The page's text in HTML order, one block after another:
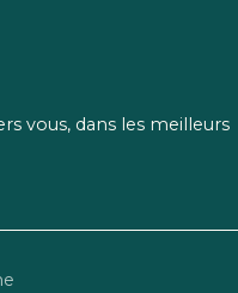
vous, dans les meilleurs